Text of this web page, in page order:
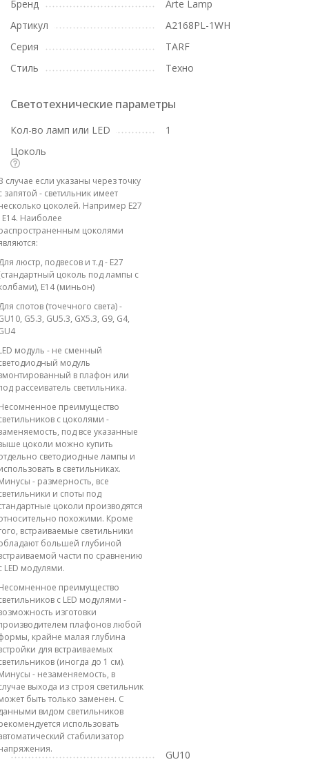
Бренд
Arte Lamp
Артикул
A2168PL-1WH
Серия
TARF
Стиль
Техно
Светотехнические параметры
Кол-во ламп или LED
1
Цоколь
случае если указаны через точку
запятой - светильник имеет
цоколей. Например E27
E14. Наиболее
цоколями
люстр, подвесов и т.д - E27
цоколь под лампы с
E14 (миньон)
спотов (точечного света) -
G5.3, GU5.3, GX5.3, G9, G4,
модуль - не сменный
модуль
в плафон или
рассеиватель светильника.
преимущество
с цоколями -
под все указанные
цоколи можно купить
светодиодные лампы и
в светильниках.
- размерность, все
и споты под
цоколи производятся
похожими. Кроме
встраиваемые светильники
большей глубиной
части по сравнению
LED модулями.
преимущество
с LED модулями -
изготовки
плафонов любой
крайне малая глубина
для встраиваемых
(иногда до 1 см).
- незаменяемость, в
выхода из строя светильник
быть только заменен. С
видом светильников
использовать
стабилизатор
GU10